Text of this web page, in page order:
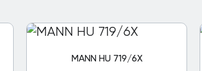
MANN HU 719/6X